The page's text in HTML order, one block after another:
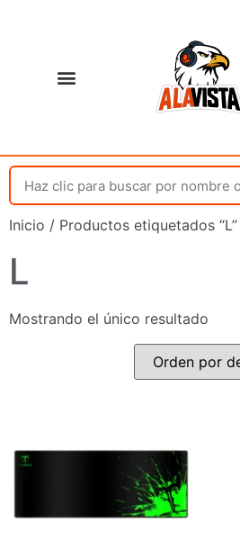
Inicio / Productos etiquetados “L”
L
Mostrando el único resultado